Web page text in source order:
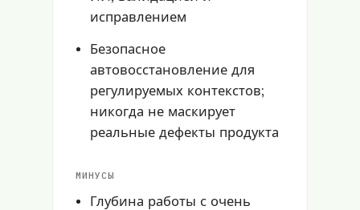
исправлением
Безопасное
автовосстановление для
регулируемых контекстов;
никогда не маскирует
реальные дефекты продукта
МИНУСЫ
Глубина работы с очень